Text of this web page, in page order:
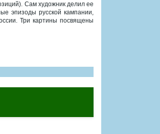
Сам художник делил ее
эпизоды русской кампании,
Три картины посвящены